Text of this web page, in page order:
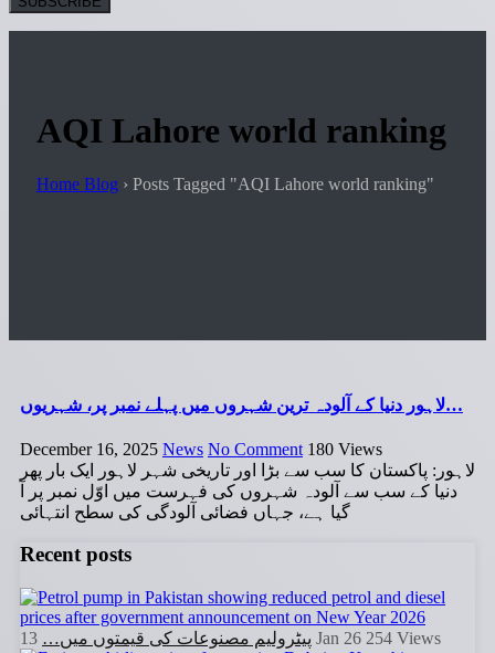
AQI Lahore world ranking
Home Blog › Posts Tagged "AQI Lahore world ranking"
لاہور دنیا کے آلودہ ترین شہروں میں پہلے نمبر پر، شہریوں…
December 16, 2025 News No Comment 180 Views
لاہور: پاکستان کا سب سے بڑا اور تاریخی شہر لاہور ایک بار پھر
دنیا کے سب سے آلودہ شہروں کی فہرست میں اوّل نمبر پر آ
گیا ہے، جہاں فضائی آلودگی کی سطح انتہائی
Recent posts
پیٹرولیم مصنوعات کی قیمتوں میں… 13 Jan 26 254 Views